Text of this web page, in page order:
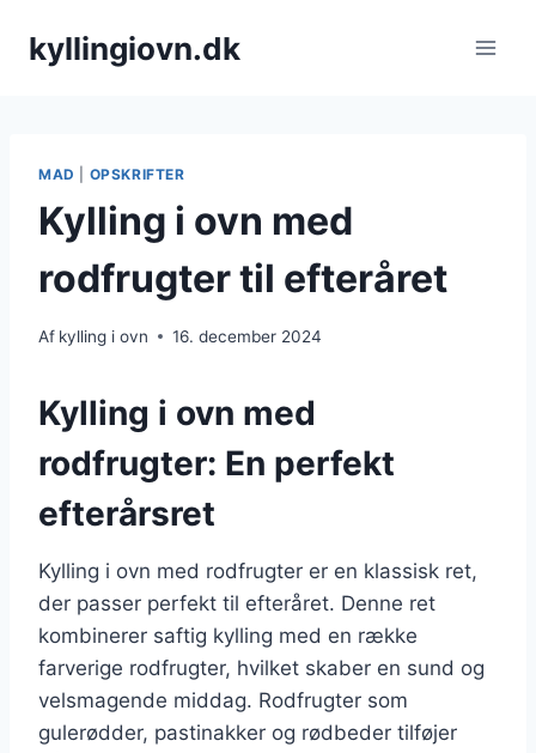
kyllingiovn.dk
MAD OPSKRIFTER
Kylling i ovn med
rodfrugter til efteråret
Af kylling i ovn 16. december 2024
Kylling i ovn med
rodfrugter: En perfekt
efterårsret
Kylling i ovn med rodfrugter er en klassisk ret,
der passer perfekt til efteråret. Denne ret
kombinerer saftig kylling med en række
farverige rodfrugter, hvilket skaber en sund og
velsmagende middag. Rodfrugter som
gulerødder, pastinakker og rødbeder tilføjer